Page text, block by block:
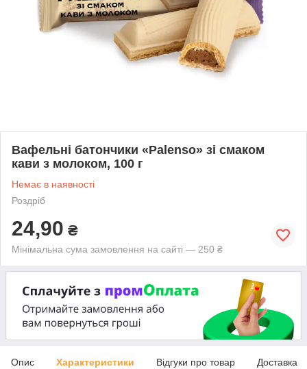
Вафельні батончики «Palenso» зі смаком
кави з молоком, 100 г
Немає в наявності
Роздріб
24,90 ₴
Мінімальна сума замовлення на сайті — 250 ₴
Опис Характеристики Відгуки про товар Доставка